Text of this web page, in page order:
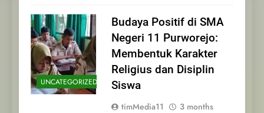
UNCATEGORIZED
Budaya Positif di SMA
Negeri 11 Purworejo:
Membentuk Karakter
Religius dan Disiplin
Siswa
timMedia11
3 months